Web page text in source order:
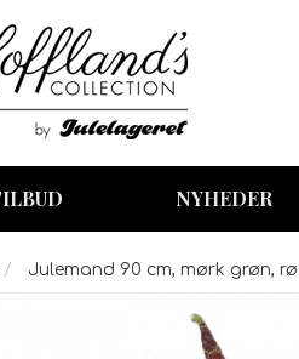
NYHEDER
Julemand 90 cm, mørk grøn,